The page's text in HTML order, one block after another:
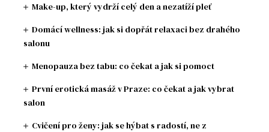
Make-up, který vydrží celý den a nezatíží pleť
Domácí wellness: jak si dopřát relaxaci bez drahého
salonu
Menopauza bez tabu: co čekat a jak si pomoct
První erotická masáž v Praze: co čekat a jak vybrat
salon
Cvičení pro ženy: jak se hýbat s radostí, ne z